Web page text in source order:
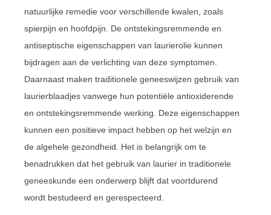
natuurlijke remedie voor verschillende kwalen, zoals
spierpijn en hoofdpijn. De ontstekingsremmende en
antiseptische eigenschappen van laurierolie kunnen
bijdragen aan de verlichting van deze symptomen.
Daarnaast maken traditionele geneeswijzen gebruik van
laurierblaadjes vanwege hun potentiële antioxiderende
en ontstekingsremmende werking. Deze eigenschappen
kunnen een positieve impact hebben op het welzijn en
de algehele gezondheid. Het is belangrijk om te
benadrukken dat het gebruik van laurier in traditionele
geneeskunde een onderwerp blijft dat voortdurend
wordt bestudeerd en gerespecteerd.